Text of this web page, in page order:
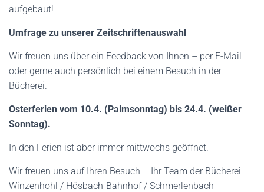
aufgebaut!
Umfrage zu unserer Zeitschriftenauswahl
Wir freuen uns über ein Feedback von Ihnen – per E-Mail
oder gerne auch persönlich bei einem Besuch in der
Bücherei.
Osterferien vom 10.4. (Palmsonntag) bis 24.4. (weißer
Sonntag).
In den Ferien ist aber immer mittwochs geöffnet.
Wir freuen uns auf Ihren Besuch – Ihr Team der Bücherei
Winzenhohl / Hösbach-Bahnhof / Schmerlenbach